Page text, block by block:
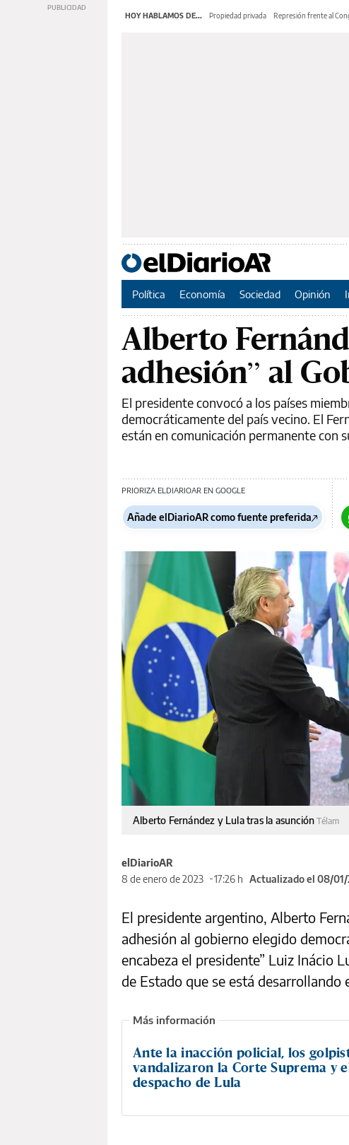
HOY HABLAMOS DE... Propiedad privada Represión frente al
Política Economía Sociedad Opinión
Alberto
adhesión” al
El presidente convocó a los países
democráticamente del país vecino. El
están en comunicación permanente con
PRIORIZA ELDIARIOAR EN GOOGLE
Añade elDiarioAR como fuente preferida
Alberto Fernández y Lula tras la asunciónTélam
elDiarioAR
8 de enero de 2023
17:26 h Actualizado el 08/01/
El presidente argentino, Alberto
adhesión al gobierno elegido
encabeza el presidente” Luiz Inácio
de Estado que se está desarrollando
Ante la inacción policial, los
vandalizaron la Corte Suprema y
despacho de Lula